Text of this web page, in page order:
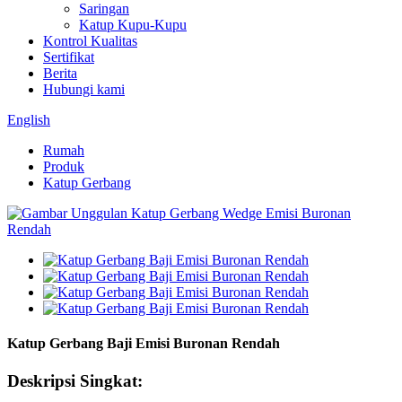
Saringan
Katup Kupu-Kupu
Kontrol Kualitas
Sertifikat
Berita
Hubungi kami
English
Rumah
Produk
Katup Gerbang
Katup Gerbang Baji Emisi Buronan Rendah
Deskripsi Singkat: